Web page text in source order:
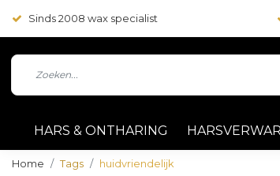
Sinds 2008 wax specialist
HARS & ONTHARING
Home Tags huidvriendelijk